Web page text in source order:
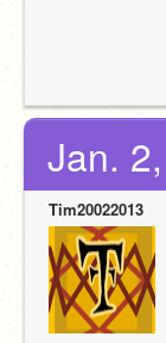
Jan.
Tim20022013